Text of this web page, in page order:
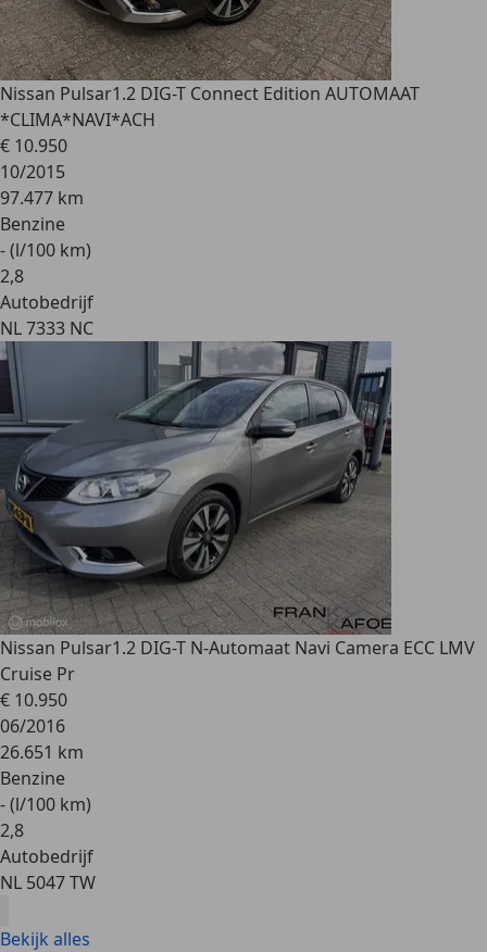
Nissan Pulsar1.2 DIG-T Connect Edition AUTOMAAT
*CLIMA*NAVI*ACH
€ 10.950
10/2015
97.477 km
Benzine
- (l/100 km)
2,8
Autobedrijf
NL 7333 NC
Nissan Pulsar1.2 DIG-T N-Automaat Navi Camera ECC LMV
Cruise Pr
€ 10.950
06/2016
26.651 km
Benzine
- (l/100 km)
2,8
Autobedrijf
NL 5047 TW
Bekijk alles